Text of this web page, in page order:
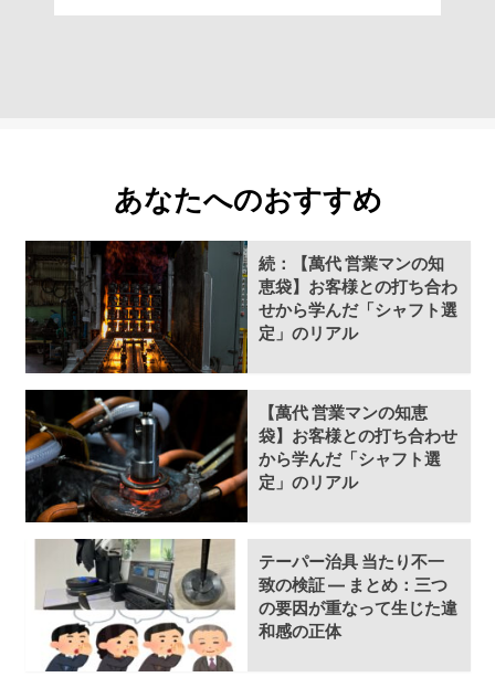
あなたへのおすすめ
続：【萬代 営業マンの知
恵袋】お客様との打ち合わ
せから学んだ「シャフト選
定」のリアル
【萬代 営業マンの知恵
袋】お客様との打ち合わせ
から学んだ「シャフト選
定」のリアル
テーパー治具 当たり不一
致の検証 ― まとめ：三つ
の要因が重なって生じた違
和感の正体